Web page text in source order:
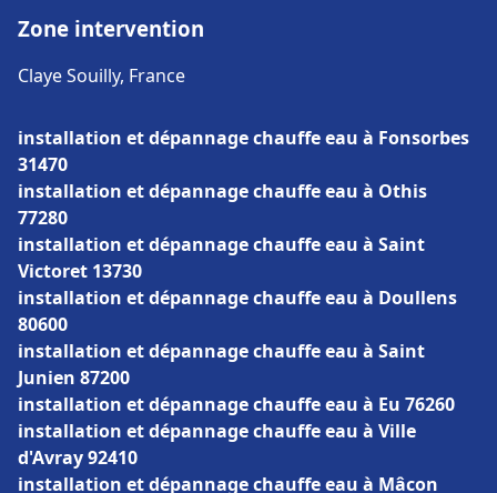
Zone intervention
Claye Souilly, France
installation et dépannage chauffe eau à Fonsorbes
31470
installation et dépannage chauffe eau à Othis
77280
installation et dépannage chauffe eau à Saint
Victoret 13730
installation et dépannage chauffe eau à Doullens
80600
installation et dépannage chauffe eau à Saint
Junien 87200
installation et dépannage chauffe eau à Eu 76260
installation et dépannage chauffe eau à Ville
d'Avray 92410
installation et dépannage chauffe eau à Mâcon